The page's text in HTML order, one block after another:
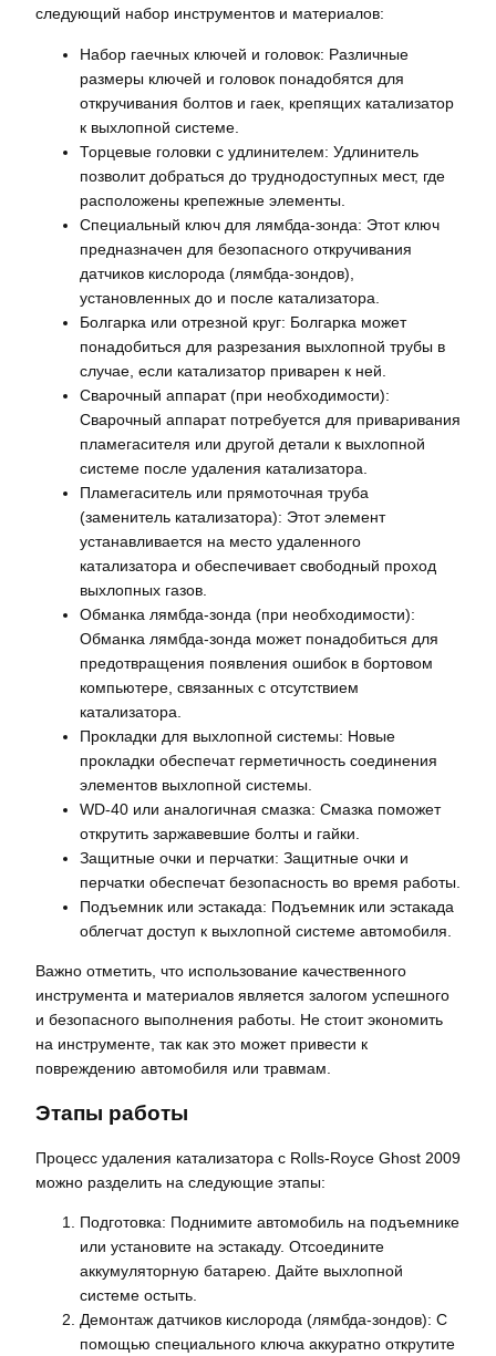
следующий набор инструментов и материалов:
Набор гаечных ключей и головок: Различные
размеры ключей и головок понадобятся для
откручивания болтов и гаек, крепящих катализатор
к выхлопной системе.
Торцевые головки с удлинителем: Удлинитель
позволит добраться до труднодоступных мест, где
расположены крепежные элементы.
Специальный ключ для лямбда-зонда: Этот ключ
предназначен для безопасного откручивания
датчиков кислорода (лямбда-зондов),
установленных до и после катализатора.
Болгарка или отрезной круг: Болгарка может
понадобиться для разрезания выхлопной трубы в
случае, если катализатор приварен к ней.
Сварочный аппарат (при необходимости):
Сварочный аппарат потребуется для приваривания
пламегасителя или другой детали к выхлопной
системе после удаления катализатора.
Пламегаситель или прямоточная труба
(заменитель катализатора): Этот элемент
устанавливается на место удаленного
катализатора и обеспечивает свободный проход
выхлопных газов.
Обманка лямбда-зонда (при необходимости):
Обманка лямбда-зонда может понадобиться для
предотвращения появления ошибок в бортовом
компьютере, связанных с отсутствием
катализатора.
Прокладки для выхлопной системы: Новые
прокладки обеспечат герметичность соединения
элементов выхлопной системы.
WD-40 или аналогичная смазка: Смазка поможет
открутить заржавевшие болты и гайки.
Защитные очки и перчатки: Защитные очки и
перчатки обеспечат безопасность во время работы.
Подъемник или эстакада: Подъемник или эстакада
облегчат доступ к выхлопной системе автомобиля.
Важно отметить, что использование качественного
инструмента и материалов является залогом успешного
и безопасного выполнения работы. Не стоит экономить
на инструменте, так как это может привести к
повреждению автомобиля или травмам.
Этапы работы
Процесс удаления катализатора с Rolls-Royce Ghost 2009
можно разделить на следующие этапы:
Подготовка: Поднимите автомобиль на подъемнике
или установите на эстакаду. Отсоедините
аккумуляторную батарею. Дайте выхлопной
системе остыть.
Демонтаж датчиков кислорода (лямбда-зондов): С
помощью специального ключа аккуратно открутите